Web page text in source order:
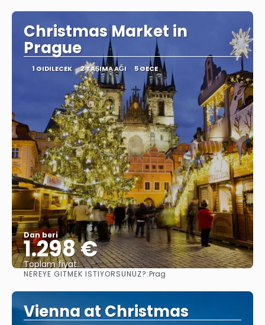
Christmas Market in
Prague
1 GIDILECEK 2 TAŞIMA AĞI 5 GECE
Dan beri
1.298 €
Toplam fiyat
Görüntüle
NEREYE GITMEK ISTIYORSUNUZ?:Prag
Vienna at Christmas